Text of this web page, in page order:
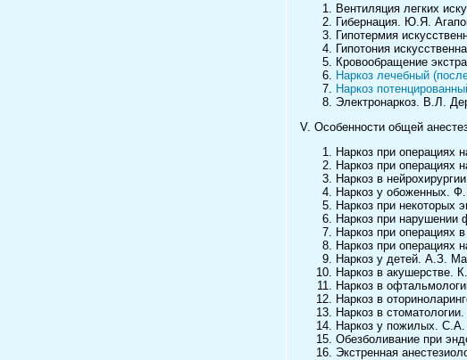
Вентиляция легких
Гибернация. Ю.Я.
Гипотермия
Гипотония
Кровообращение
Наркоз лечебный
Наркоз
Электронаркоз. В.Л.
V. Особенности общей
Наркоз при операциях
Наркоз при операциях
Наркоз в
Наркоз у обоженных.
Наркоз при некоторых
Наркоз при нарушении
Наркоз при операциях
Наркоз при операциях
Наркоз у детей. А.З.
Наркоз в акушерстве.
Наркоз в
Наркоз в
Наркоз в
Наркоз у пожилых.
Обезболивание при
Экстренная